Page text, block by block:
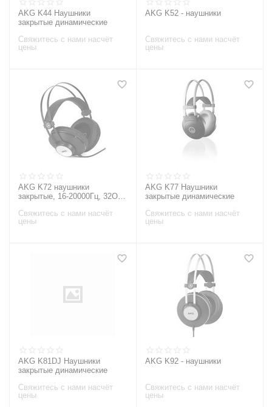
AKG K44 Наушники
закрытые динамические
Свяжитесь с нами насчёт
цены
AKG K52 - наушники
Свяжитесь с нами насчёт
цены
AKG K72 наушники
закрытые, 16-20000Гц, 32Ом,
Свяжитесь с нами насчёт
цены
AKG K77 Наушники
закрытые динамические
Свяжитесь с нами насчёт
цены
AKG K81DJ Наушники
закрытые динамические
Свяжитесь с нами насчёт
цены
AKG K92 - наушники
Свяжитесь с нами насчёт
цены